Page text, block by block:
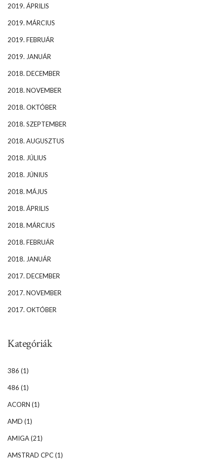
2019. ÁPRILIS
2019. MÁRCIUS
2019. FEBRUÁR
2019. JANUÁR
2018. DECEMBER
2018. NOVEMBER
2018. OKTÓBER
2018. SZEPTEMBER
2018. AUGUSZTUS
2018. JÚLIUS
2018. JÚNIUS
2018. MÁJUS
2018. ÁPRILIS
2018. MÁRCIUS
2018. FEBRUÁR
2018. JANUÁR
2017. DECEMBER
2017. NOVEMBER
2017. OKTÓBER
Kategóriák
386 (1)
486 (1)
ACORN (1)
AMD (1)
AMIGA(21)
AMSTRAD CPC(1)